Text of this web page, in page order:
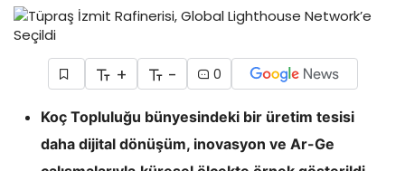
+ - 0
Koç Topluluğu bünyesindeki bir üretim tesisi
daha dijital dönüşüm, inovasyon ve Ar-Ge